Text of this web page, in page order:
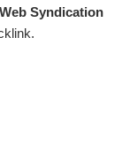
Web Syndication